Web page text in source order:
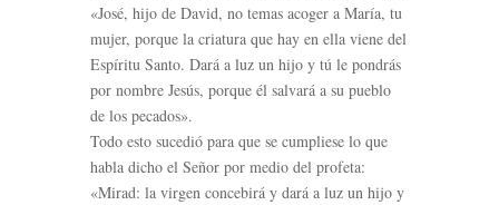
«José, hijo de David, no temas acoger a María, tu
mujer, porque la criatura que hay en ella viene del
Espíritu Santo. Dará a luz un hijo y tú le pondrás
por nombre Jesús, porque él salvará a su pueblo
de los pecados».
Todo esto sucedió para que se cumpliese lo que
habla dicho el Señor por medio del profeta:
«Mirad: la virgen concebirá y dará a luz un hijo y